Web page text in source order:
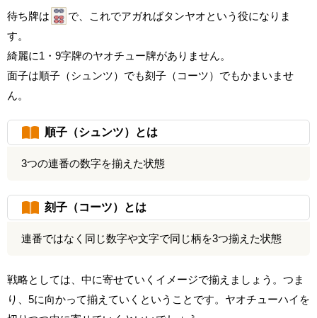
待ち牌は
で、これでアガればタンヤオという役になりま
す。
綺麗に1・9字牌のヤオチュー牌がありません。
面子は順子（シュンツ）でも刻子（コーツ）でもかまいませ
ん。
順子（シュンツ）とは
3つの連番の数字を揃えた状態
刻子（コーツ）とは
連番ではなく同じ数字や文字で同じ柄を3つ揃えた状態
戦略としては、中に寄せていくイメージで揃えましょう。つま
り、5に向かって揃えていくということです。ヤオチューハイを